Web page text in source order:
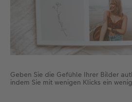
Geben Sie die Gefühle Ihrer Bilder
indem Sie mit wenigen Klicks ein